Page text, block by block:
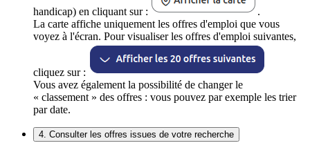
handicap) en cliquant sur :
.
La carte affiche uniquement les offres d'emploi que vous
voyez à l'écran. Pour visualiser les offres d'emploi suivantes,
cliquez sur :
Vous avez également la possibilité de changer le
« classement » des offres : vous pouvez par exemple les trier
par date.
4. Consulter les offres issues de votre recherche